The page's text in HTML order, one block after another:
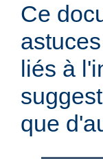
Ce
liés à
que